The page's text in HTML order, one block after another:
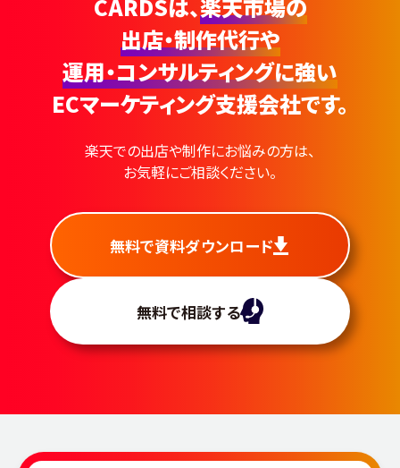
CARDSは、楽天市場の
出店・制作代行や
運用・コンサルティングに強い
ECマーケティング支援会社です。
楽天での出店や制作にお悩みの方は、
お気軽にご相談ください。
無料で資料ダウンロード
無料で相談する